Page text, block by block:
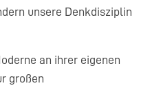
unsere Denkdisziplin
an ihrer eigenen
großen